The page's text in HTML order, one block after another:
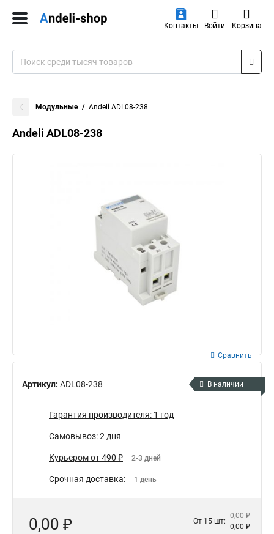
Контакты Войти Корзина
Модульные Andeli ADL08-238
Andeli ADL08-238
Артикул: ADL08-238
Сравнить
В наличии
Гарантия производителя: 1 год
Самовывоз: 2 дня
Курьером от 490 ₽ 2-3 дней
Срочная доставка: 1 день
0,00 ₽ От 15 шт:
0,00 ₽
0,00 ₽